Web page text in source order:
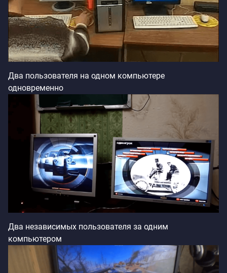
Два пользователя на одном компьютере
одновременно
Два независимых пользователя за одним
компьютером